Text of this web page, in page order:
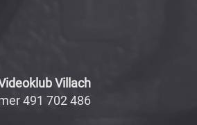
Villach
491 702 486